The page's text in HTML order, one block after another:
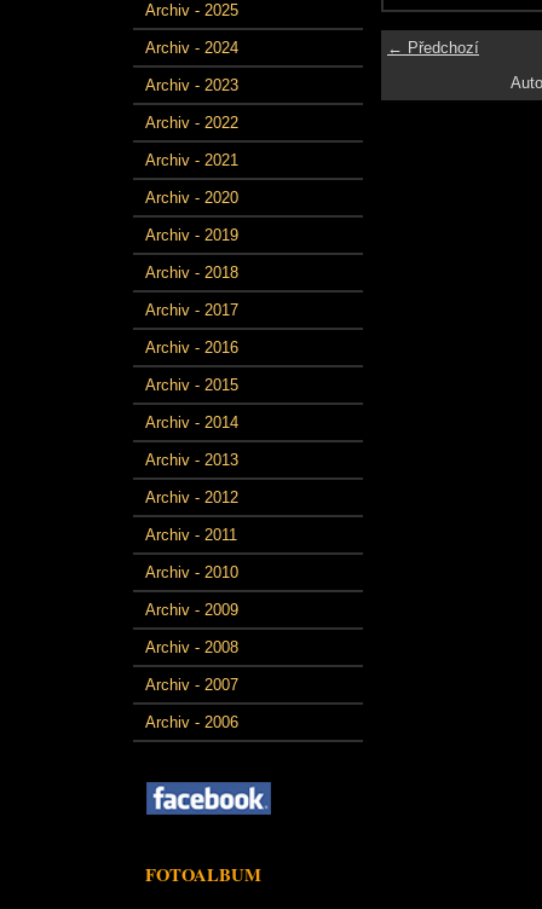
Archiv - 2025
Archiv - 2024
Archiv - 2023
Archiv - 2022
Archiv - 2021
Archiv - 2020
Archiv - 2019
Archiv - 2018
Archiv - 2017
Archiv - 2016
Archiv - 2015
Archiv - 2014
Archiv - 2013
Archiv - 2012
Archiv - 2011
Archiv - 2010
Archiv - 2009
Archiv - 2008
Archiv - 2007
Archiv - 2006
FOTOALBUM
← Předchozí